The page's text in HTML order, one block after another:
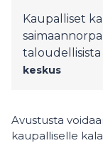
Kaupalliset
taloudellisista
keskus
Avustusta
kaupalliselle